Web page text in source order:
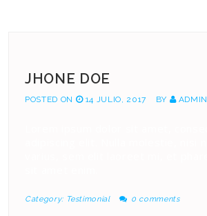
JHONE DOE
POSTED ON 14 JULIO, 2017 BY ADMIN
Category: Testimonial 0 comments